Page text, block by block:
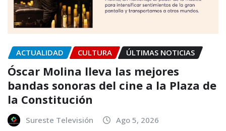
ACTUALIDAD CULTURA ÚLTIMAS NOTICIAS
Óscar Molina lleva las mejores
bandas sonoras del cine a la Plaza de
la Constitución
Sureste Televisión Ago 5, 2026